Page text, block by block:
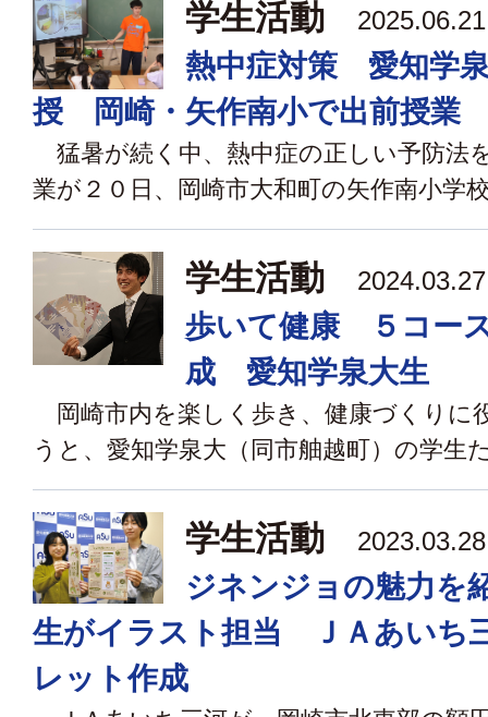
学生活動
熱中症対策 愛知学
授 岡崎・矢作南小で出前授業
猛暑が続く中、熱中症の正しい予防法
業が２０日、岡崎市大和町の矢作南小学
学生活動
歩いて健康 ５コー
成 愛知学泉大生
岡崎市内を楽しく歩き、健康づくりに
うと、愛知学泉大（同市舳越町）の学生
学生活動
ジネンジョの魅力
生がイラスト担当 ＪＡあいち
レット作成